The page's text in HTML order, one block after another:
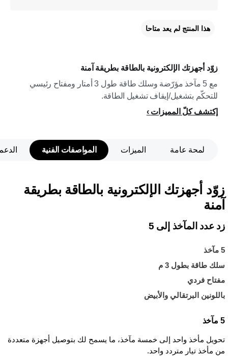
زوّد أجهزتك الإلكترونية بالطاقة بطريقة آمنة
مع 5 مآخذ مؤرّضة وسلك طاقة طول 3 أمتار ومفتاح رئيسي
للتحكّم بتشغيل/إيقاف تشغيل الطاقة.
إكتشف كلّ المميزات
هذا المنتج لم يعد متاحا
لمحة عامة الميزات المواصفات الفنية
زوّد أجهزتك الإلكترونية بالطاقة بطريقة
آمنة
زد عدد المآخذ إلى 5
5 مآخذ
سلك طاقة بطول 3 م
مفتاح فردي
باللونين البرتقالي والأبيض
5 مآخذ
تحويل مأخذ واحد إلى خمسة مآخذ، ما يسمح لك بتوصيل أجهزة متعددة
من مأخذ تيار متردد واحد.